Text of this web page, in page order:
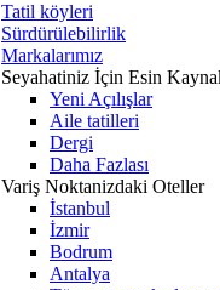
Tatil köyleri
Sürdürülebilirlik
Markalarımız
Seyahatiniz İçin Esin
Yeni Açılışlar
Aile tatilleri
Dergi
Daha Fazlası
Variş Noktanizdaki Oteller
İstanbul
İzmir
Bodrum
Antalya